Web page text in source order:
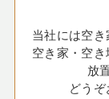
当社には空き
空き家・空き
放
どう